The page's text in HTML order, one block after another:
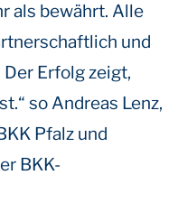
als bewährt. Alle
und
Erfolg zeigt,
so Andreas Lenz,
Pfalz und
BKK-